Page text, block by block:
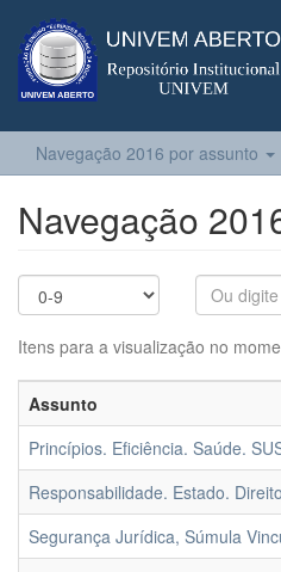
Navegação 2016 por assunto
Navegação
Itens para a visualização no
Assunto
Princípios. Eficiência. Saúde.
Responsabilidade. Estado.
Segurança Jurídica, Súmula